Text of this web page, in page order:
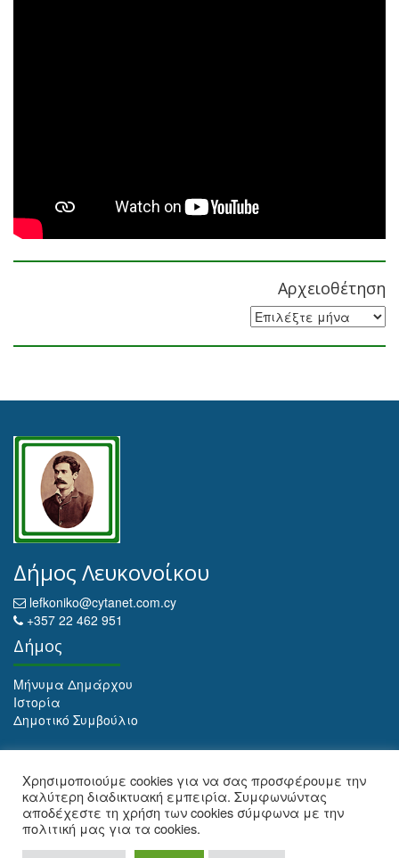
Αρχειοθέτηση
Αρχειοθέτηση
Δήμος Λευκονοίκου
lefkoniko@cytanet.com.cy
+357 22 462 951
Δήμος
Μήνυμα Δημάρχου
Ιστορία
Δημοτικό Συμβούλιο
Αρχειοθέτηση
Χρησιμοποιούμε cookies για να σας προσφέρουμε την
καλύτερη διαδικτυακή εμπειρία. Συμφωνώντας
αποδέχεστε τη χρήση των cookies σύμφωνα με την
πολιτική μας για τα cookies.